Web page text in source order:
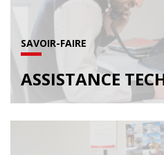
SAVOIR-FAIRE
ASSISTANCE